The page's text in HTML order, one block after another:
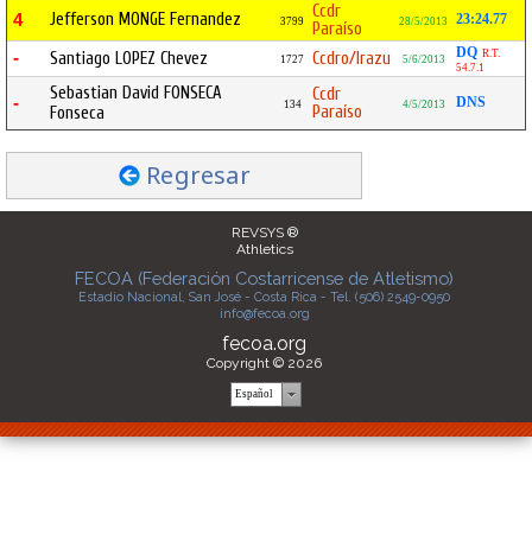
4 Jefferson MONGE Fernandez 3799
Ccdr
Paraíso
28/5/2013 23:24.77
- Santiago LOPEZ Chevez 1727 Ccdro/Irazu 5/6/2013 DQ R.T.
54.7.1
-
Sebastian David FONSECA
Fonseca
134
Ccdr
Paraíso
4/5/2013 DNS
Regresar
REVSYS ®
Athletics
FECOA (Federación Costarricense de Atletismo)
Estadio Nacional, San José - Costa Rica - Tel. (506) 2549-0950
info@fecoa.org
fecoa.org
Copyright © 2026